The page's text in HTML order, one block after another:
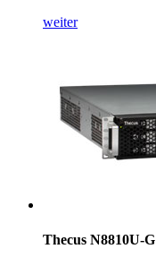
weiter
Thecus N8810U-G